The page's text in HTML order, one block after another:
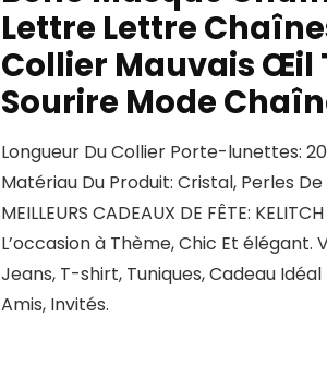
Lettre Lettre
Collier Mauvais Œil
Sourire Mode
Longueur Du Collier Porte-lunettes:
Matériau Du Produit: Cristal, Perles
MEILLEURS CADEAUX DE FÊTE:
L’occasion à Thème, Chic Et élégant.
Jeans, T-shirt, Tuniques, Cadeau
Amis, Invités.